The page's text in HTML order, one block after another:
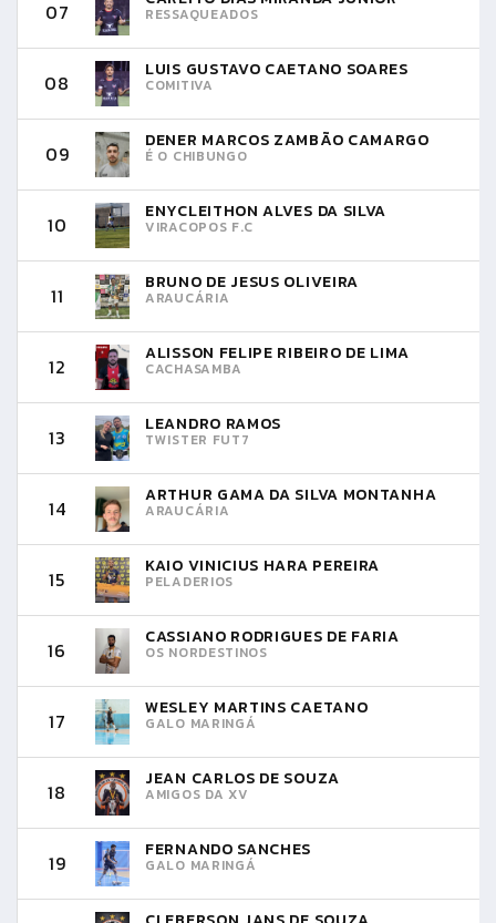
07 RESSAQUEADOS
08
LUIS GUSTAVO CAETANO SOARES
COMITIVA
09
DENER MARCOS ZAMBÃO CAMARGO
É O CHIBUNGO
10
ENYCLEITHON ALVES DA SILVA
VIRACOPOS F.C
11
BRUNO DE JESUS OLIVEIRA
ARAUCÁRIA
12
ALISSON FELIPE RIBEIRO DE LIMA
CACHASAMBA
13
LEANDRO RAMOS
TWISTER FUT7
14
ARTHUR GAMA DA SILVA MONTANHA
ARAUCÁRIA
15
KAIO VINICIUS HARA PEREIRA
PELADERIOS
16
CASSIANO RODRIGUES DE FARIA
OS NORDESTINOS
17
WESLEY MARTINS CAETANO
GALO MARINGÁ
18
JEAN CARLOS DE SOUZA
AMIGOS DA XV
19
FERNANDO SANCHES
GALO MARINGÁ